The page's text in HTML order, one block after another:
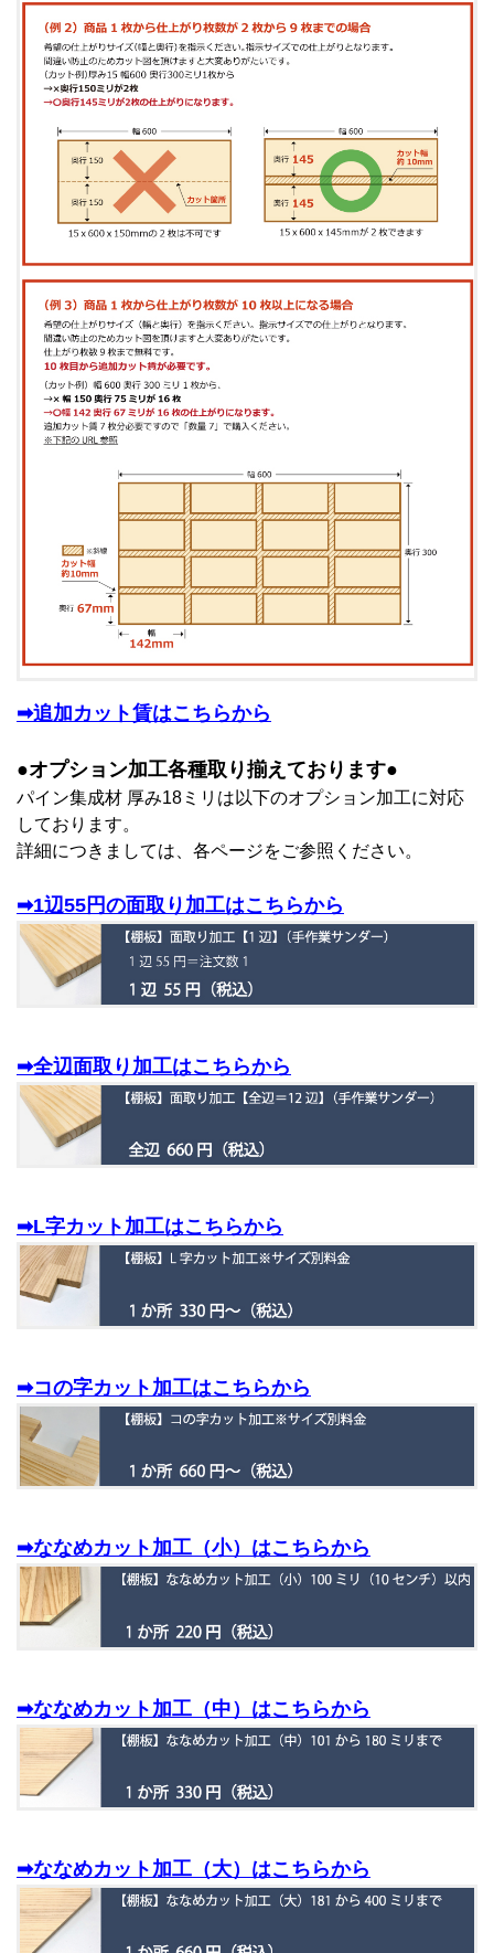
➡追加カット賃はこちらから
●オプション加工各種取り揃えております●
パイン集成材 厚み18ミリは以下のオプション加工に対応
しております。
詳細につきましては、各ページをご参照ください。
➡1辺55円の面取り加工はこちらから
➡全辺面取り加工はこちらから
➡L字カット加工はこちらから
➡コの字カット加工はこちらから
➡ななめカット加工（小）はこちらから
➡ななめカット加工（中）はこちらから
➡ななめカット加工（大）はこちらから